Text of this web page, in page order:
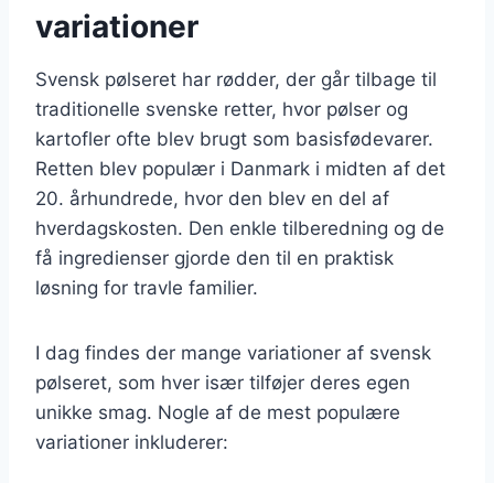
variationer
Svensk pølseret har rødder, der går tilbage til
traditionelle svenske retter, hvor pølser og
kartofler ofte blev brugt som basisfødevarer.
Retten blev populær i Danmark i midten af det
20. århundrede, hvor den blev en del af
hverdagskosten. Den enkle tilberedning og de
få ingredienser gjorde den til en praktisk
løsning for travle familier.
I dag findes der mange variationer af svensk
pølseret, som hver især tilføjer deres egen
unikke smag. Nogle af de mest populære
variationer inkluderer: